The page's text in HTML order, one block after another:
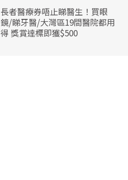
長者醫療券唔止睇醫生！買眼
鏡/睇牙醫/大灣區19間醫院都用
得 獎賞達標即獲$500